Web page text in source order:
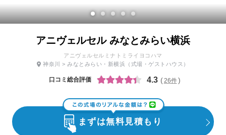
アニヴェルセル みなとみらい横浜
アニヴェルセルミナトミライヨコハマ
神奈川
>みなとみらい・新横浜 （式場・ゲストハウス）
口コミ総合評価 4.3 26件
まずは無料見積もり